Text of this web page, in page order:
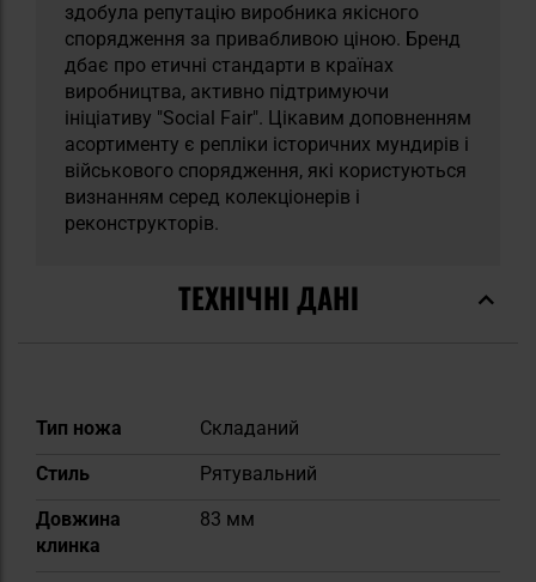
здобула репутацію виробника якісного
спорядження за привабливою ціною. Бренд
дбає про етичні стандарти в країнах
виробництва, активно підтримуючи
ініціативу "Social Fair". Цікавим доповненням
асортименту є репліки історичних мундирів і
військового спорядження, які користуються
визнанням серед колекціонерів і
реконструкторів.
ТЕХНІЧНІ ДАНІ
Докладніше
Тип ножа
Складаний
Стиль
Рятувальний
Довжина
клинка
83 мм